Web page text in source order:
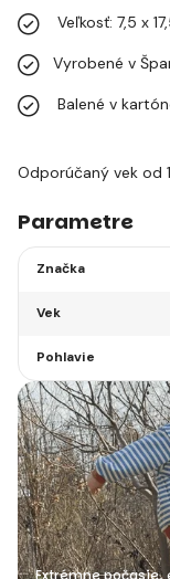
Veľkosť: 7,5 x
Vyrobené v
Balené v
Odporúčaný vek od
Parametre
Značka
Vek
Pohlavie
Extrémne